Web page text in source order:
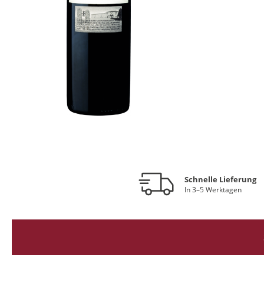
Schnelle Lieferung
In 3–5 Werktagen